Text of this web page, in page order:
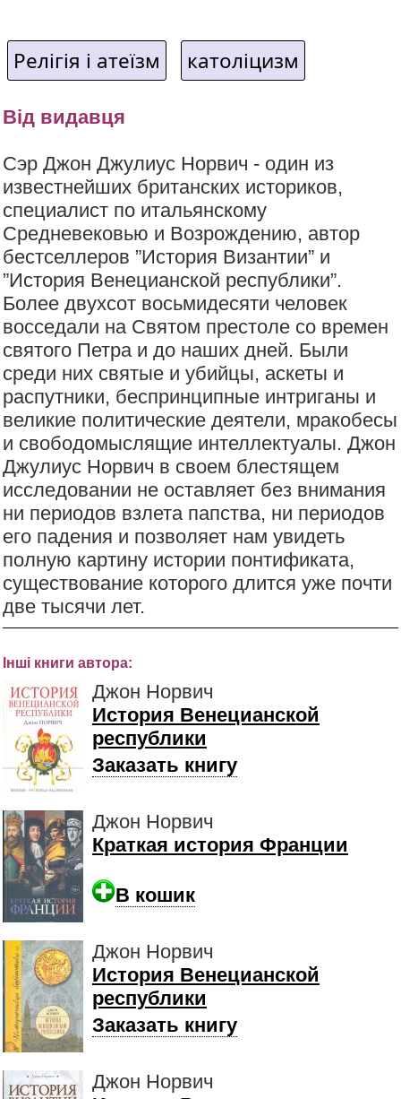
Релігія і атеїзм католіцизм
Від видавця
Сэр Джон Джулиус Норвич - один из
известнейших британских историков,
специалист по итальянскому
Средневековью и Возрождению, автор
бестселлеров ”История Византии” и
”История Венецианской республики”.
Более двухсот восьмидесяти человек
восседали на Святом престоле со времен
святого Петра и до наших дней. Были
среди них святые и убийцы, аскеты и
распутники, беспринципные интриганы и
великие политические деятели, мракобесы
и свободомыслящие интеллектуалы. Джон
Джулиус Норвич в своем блестящем
исследовании не оставляет без внимания
ни периодов взлета папства, ни периодов
его падения и позволяет нам увидеть
полную картину истории понтификата,
существование которого длится уже почти
две тысячи лет.
Інші книги автора:
Джон Норвич
История Венецианской
республики
Заказать книгу
Джон Норвич
Краткая история Франции
В кошик
Джон Норвич
История Венецианской
республики
Заказать книгу
Джон Норвич